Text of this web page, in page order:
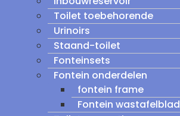
Toilet toebehorende
Urinoirs
Staand-toilet
Fonteinsets
Fontein onderdelen
fontein frame
Fontein wastafelblad